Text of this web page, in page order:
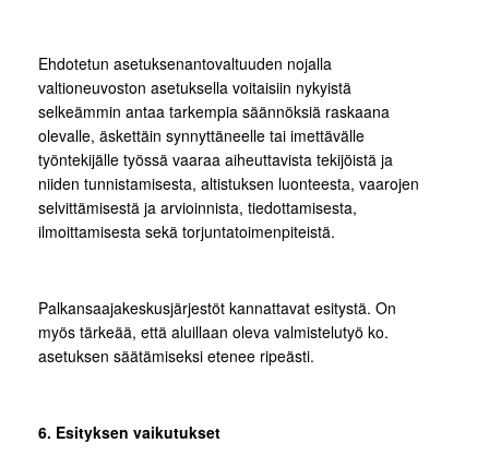
Ehdotetun asetuksenantovaltuuden nojalla
valtioneuvoston asetuksella voitaisiin nykyistä
selkeämmin antaa tarkempia säännöksiä raskaana
olevalle, äskettäin synnyttäneelle tai imettävälle
työntekijälle työssä vaaraa aiheuttavista tekijöistä ja
niiden tunnistamisesta, altistuksen luonteesta, vaarojen
selvittämisestä ja arvioinnista, tiedottamisesta,
ilmoittamisesta sekä torjuntatoimenpiteistä.
Palkansaajakeskusjärjestöt kannattavat esitystä. On
myös tärkeää, että aluillaan oleva valmistelutyö ko.
asetuksen säätämiseksi etenee ripeästi.
6. Esityksen vaikutukset